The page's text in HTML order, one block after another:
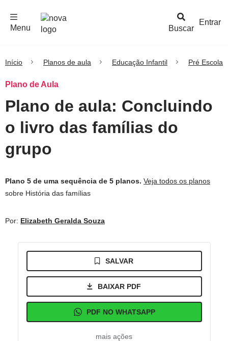
Buscar
Menu
Entrar
Início Planos de aula Educação Infantil Pré Escola
Plano de Aula
Plano de aula: Concluindo
o livro das famílias do
grupo
Plano 5 de uma sequência de 5 planos. Veja todos os planos
sobre História das famílias
Por: Elizabeth Geralda Souza
SALVAR
BAIXAR PDF
PDF NO WHATSAPP
mais ações